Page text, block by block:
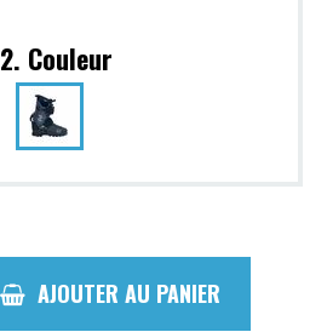
2. Couleur
AJOUTER AU PANIER